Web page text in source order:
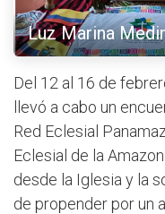
Luz Marina
Del 12 al 16 de
llevó a cabo un
Red Eclesial
Eclesial de la
desde la Iglesia y la
de propender por un